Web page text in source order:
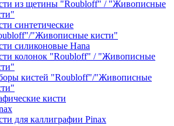
из щетины "Roubloff" / "Живописные
синтетические
"Живописные кисти"
силиконовые Hana
колонок "Roubloff" / "Живописные
кистей "Roubloff"/"Живописные
кисти
для каллиграфии Pinax